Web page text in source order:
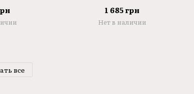
1 685 грн
Нет в наличии
все